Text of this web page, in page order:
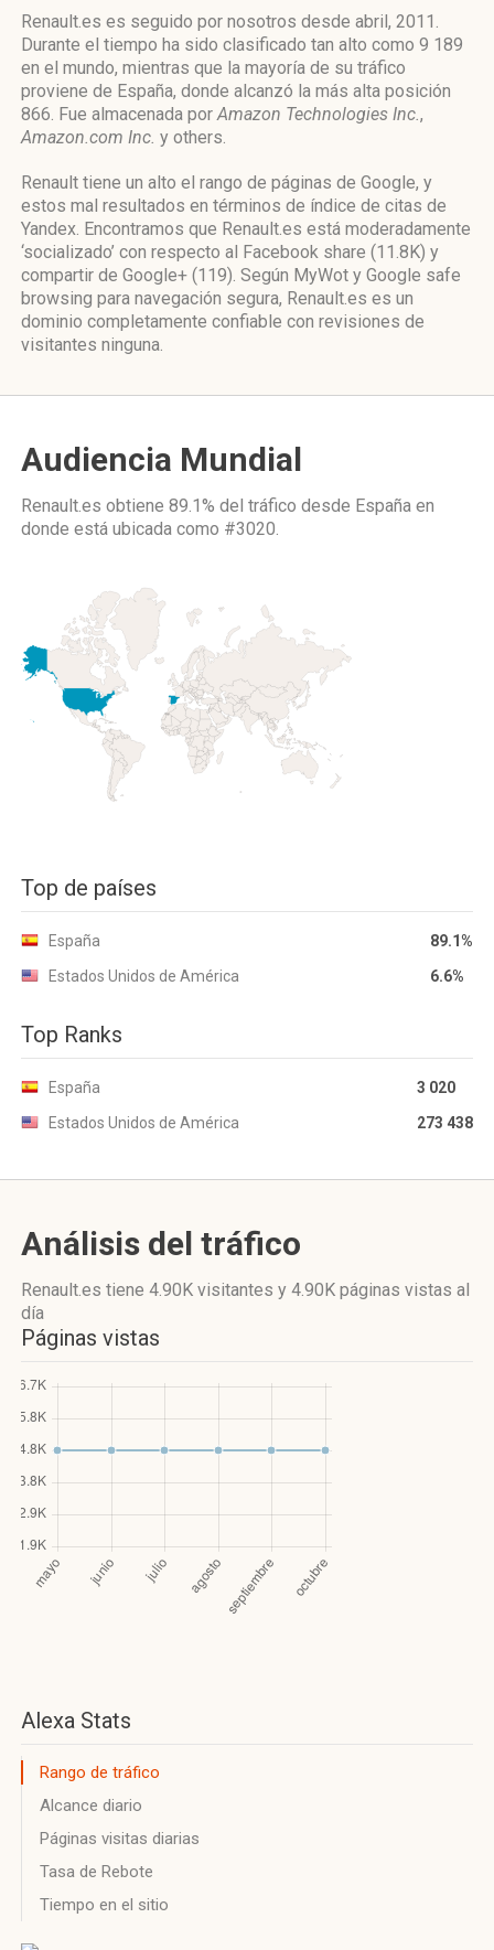
Renault.es es seguido por nosotros desde abril, 2011.
Durante el tiempo ha sido clasificado tan alto como 9 189
en el mundo, mientras que la mayoría de su tráfico
proviene de España, donde alcanzó la más alta posición
866. Fue almacenada porAmazon Technologies Inc.,
Amazon.com Inc. y others.
Renault tiene un alto el rango de páginas de Google, y
estos mal resultados en términos de índice de citas de
Yandex. Encontramos que Renault.es está moderadamente
‘socializado’ con respecto al Facebook share (11.8K) y
compartir de Google+ (119). Según MyWot y Google safe
browsing para navegación segura, Renault.es es un
dominio completamente confiable con revisiones de
visitantes ninguna.
Audiencia Mundial
Renault.es obtiene 89.1% del tráfico desde España en
donde está ubicada como #3020.
Top de países
España
89.1%
Estados Unidos de América
6.6%
Top Ranks
España
3 020
Estados Unidos de América
273 438
Análisis del tráfico
Renault.es tiene 4.90K visitantes y 4.90K páginas vistas al
día
Páginas vistas
Alexa Stats
Rango de tráfico
Alcance diario
Páginas visitas diarias
Tasa de Rebote
Tiempo en el sitio